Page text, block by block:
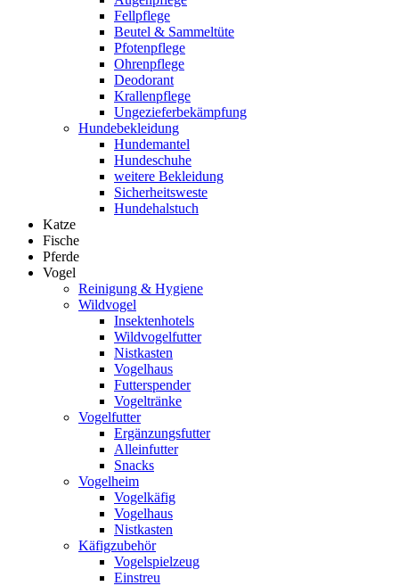
Fellpflege
Beutel & Sammeltüte
Pfotenpflege
Ohrenpflege
Deodorant
Krallenpflege
Ungezieferbekämpfung
Hundebekleidung
Hundemantel
Hundeschuhe
weitere Bekleidung
Sicherheitsweste
Hundehalstuch
Katze
Fische
Pferde
Vogel
Reinigung & Hygiene
Wildvogel
Insektenhotels
Wildvogelfutter
Nistkasten
Vogelhaus
Futterspender
Vogeltränke
Vogelfutter
Ergänzungsfutter
Alleinfutter
Snacks
Vogelheim
Vogelkäfig
Vogelhaus
Nistkasten
Käfigzubehör
Vogelspielzeug
Einstreu